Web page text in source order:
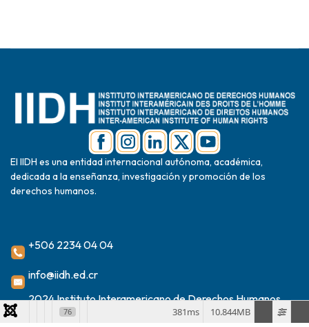
El IIDH es una entidad internacional autónoma, académica,
dedicada a la enseñanza, investigación y promoción de los
derechos humanos.
+506 2234 04 04
info@iidh.ed.cr
2024 Instituto Interamericano de Derechos Humanos
76 10.844MB
381ms